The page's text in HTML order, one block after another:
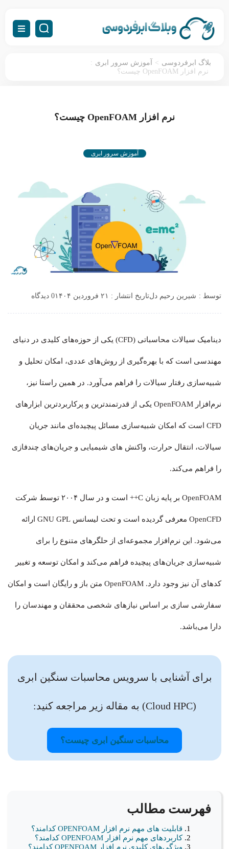
بلاگ ابرفردوسی > آموزش سرور ابری :
نرم افزار OpenFOAM چیست؟
نرم افزار OpenFOAM چیست؟
آموزش سرور ابری
توسط : شیرین رحیم دلتاریخ انتشار : ۲۱ فروردین ۱۴۰۴ 0 دیدگاه
دینامیک سیالات محاسباتی (CFD) یکی از حوزه‌های کلیدی در دنیای
مهندسی است که با بهره‌گیری از روش‌های عددی، امکان تحلیل و
شبیه‌سازی رفتار سیالات را فراهم می‌آورد. در همین راستا نیز،
نرم‌افزار OpenFOAM یکی از قدرتمندترین و پرکاربردترین ابزارهای
CFD است که امکان شبیه‌سازی مسائل پیچیده‌ای مانند جریان
سیالات، انتقال حرارت، واکنش های شیمیایی و جریان‌های چندفازی
را فراهم می‌کند.
OpenFOAM بر پایه زبان C++ است و در سال ۲۰۰۴ توسط شرکت
OpenCFD معرفی گردیده است و تحت لیسانس GNU GPL ارائه
می‌شود. این نرم‌افزار مجموعه‌ای از حلگرهای متنوع را برای
شبیه‌سازی جریان‌های پیچیده فراهم می‌کند و امکان توسعه و تغییر
کدهای آن نیز وجود دارد. OpenFOAM متن باز و رایگان است و امکان
سفارشی سازی بر اساس نیازهای شخصی محققان و مهندسان را
دارا می‌باشد.
برای آشنایی با سرویس محاسبات سنگین ابری
(Cloud HPC) به مقاله زیر مراجعه کنید:
محاسبات سنگین ابری چیست؟
فهرست مطالب
قابلیت های مهم نرم افزار OPENFOAM کدامند؟
کاربردهای مهم نرم افزار OPENFOAM کدامند؟
ویژگی‌های کلیدی نرم افزار OPENFOAM کدامند؟